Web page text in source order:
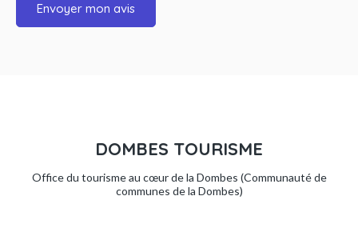
Envoyer mon avis
DOMBES TOURISME
Office du tourisme au cœur de la Dombes (Communauté de
communes de la Dombes)